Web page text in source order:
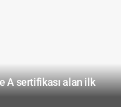
A sertifikası alan ilk